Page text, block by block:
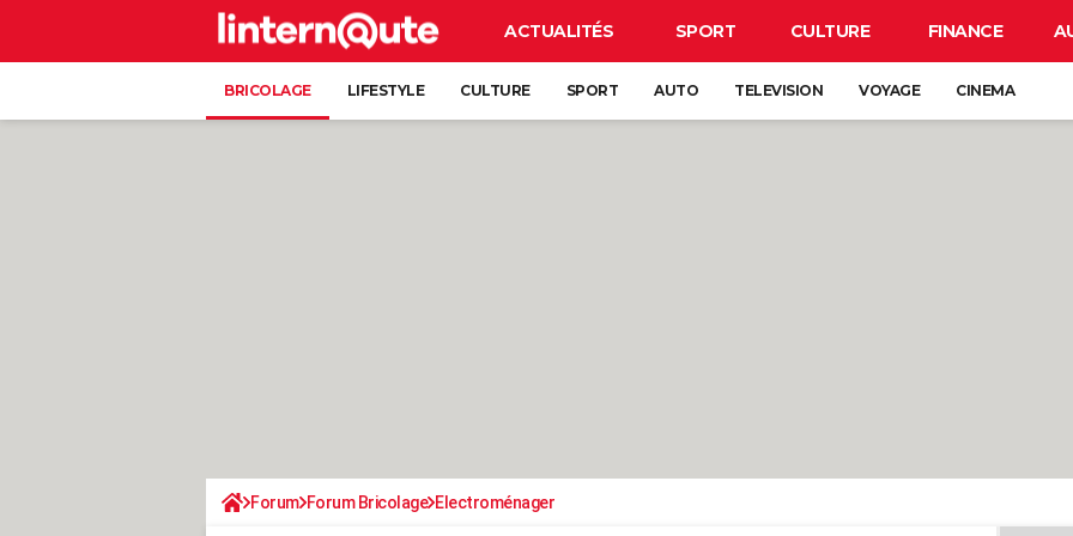
ACTUALITÉS SPORT CULTURE FINANCE
BRICOLAGE LIFESTYLE CULTURE SPORT AUTO TELEVISION VOYAGE CINEMA
Forum Forum Bricolage Electroménager